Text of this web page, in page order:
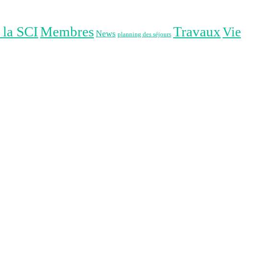
SCIMembres News planning des séjours TravauxVie